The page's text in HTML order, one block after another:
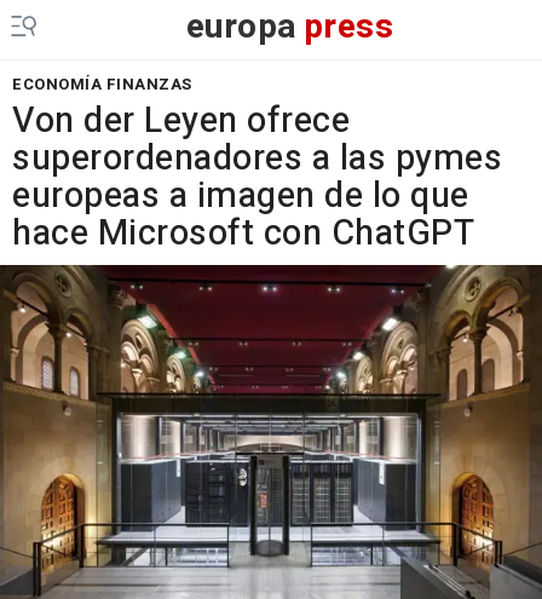
europa press
ECONOMÍA FINANZAS
Von der Leyen ofrece
superordenadores a las pymes
europeas a imagen de lo que
hace Microsoft con ChatGPT